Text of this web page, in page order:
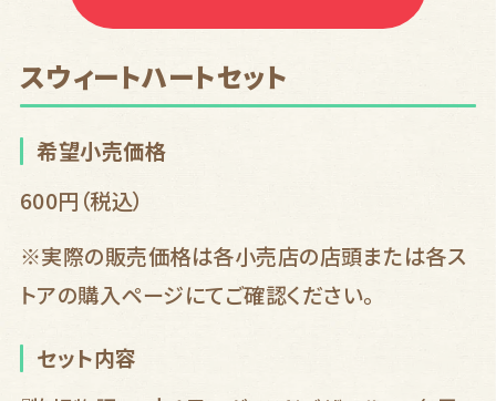
スウィートハートセット
希望小売価格
600円 （税込）
※実際の販売価格は各小売店の店頭または各ス
トアの購入ページにてご確認ください。
セット内容